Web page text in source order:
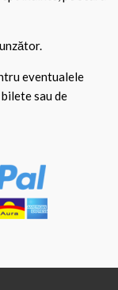
eventualele
sau de